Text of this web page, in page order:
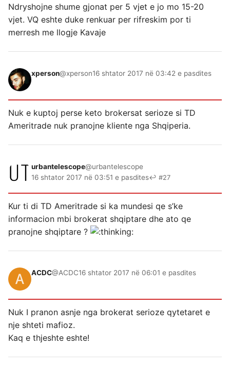
Ndryshojne shume gjonat per 5 vjet e jo mo 15-20
vjet. VQ eshte duke renkuar per rifreskim por ti
merresh me llogje Kavaje
xperson@xperson16 shtator 2017 në 03:42 e pasdites
Nuk e kuptoj perse keto brokersat serioze si TD
Ameritrade nuk pranojne kliente nga Shqiperia.
urbantelescope@urbantelescope
16 shtator 2017 në 03:51 e pasdites↩ #27
Kur ti di TD Ameritrade si ka mundesi qe s’ke
informacion mbi brokerat shqiptare dhe ato qe
pranojne shqiptare ?
ACDC@ACDC16 shtator 2017 në 06:01 e pasdites
Nuk I pranon asnje nga brokerat serioze qytetaret e
nje shteti mafioz.
Kaq e thjeshte eshte!